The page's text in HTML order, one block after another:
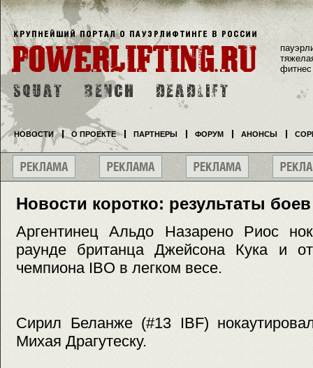
Новости коротко: результаты
Аргентинец Альдо Назарено Риос
раунде британца Джейсона Кука и
чемпиона IBO в легком весе.
Сирил Беланже (#13 IBF)
Михая Драгутеску.
фитнес
НОВОСТИ О ПРОЕКТЕ ПАРТНЕРЫ ФОРУМ АНОНСЫ